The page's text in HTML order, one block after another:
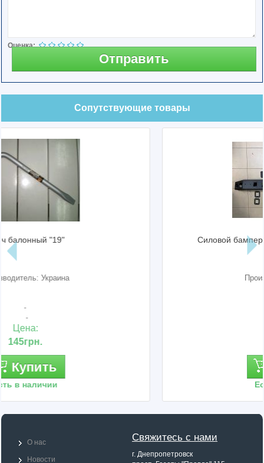
Оценка:
Отправить
Сопутствующие товары
Силовой бампер задний ваз 2121-21214 Нива
Свяжитесь с нами
г. Днепропетровск
О нас
Новости